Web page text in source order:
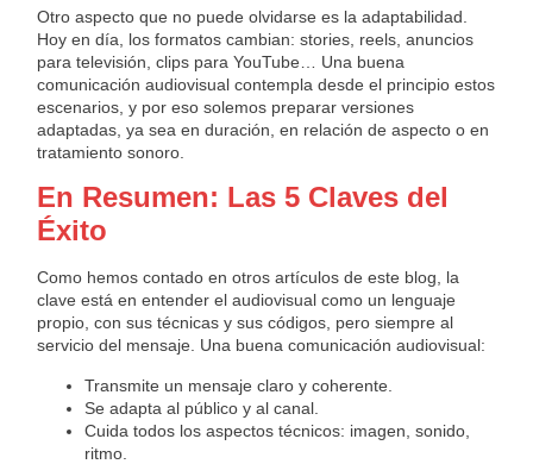
Otro aspecto que no puede olvidarse es la adaptabilidad.
Hoy en día, los formatos cambian: stories, reels, anuncios
para televisión, clips para YouTube… Una buena
comunicación audiovisual contempla desde el principio estos
escenarios, y por eso solemos preparar versiones
adaptadas, ya sea en duración, en relación de aspecto o en
tratamiento sonoro.
En Resumen: Las 5 Claves del
Éxito
Como hemos contado en otros artículos de este blog, la
clave está en entender el audiovisual como un lenguaje
propio, con sus técnicas y sus códigos, pero siempre al
servicio del mensaje. Una buena comunicación audiovisual:
Transmite un mensaje claro y coherente.
Se adapta al público y al canal.
Cuida todos los aspectos técnicos: imagen, sonido,
ritmo.